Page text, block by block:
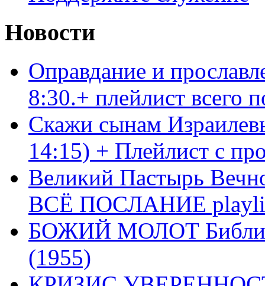
Новости
Оправдание и
8:30.+ плейлист
Скажи сынам
14:15) + Плейлист с
Великий Пастырь
ВСЁ ПОСЛАНИЕ
БОЖИЙ МОЛОТ Библия
(1955)